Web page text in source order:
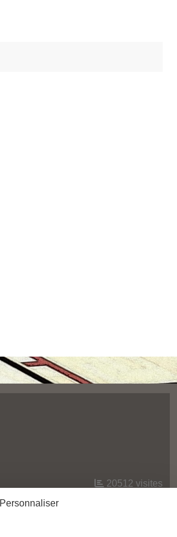
20512 visites
Personnaliser